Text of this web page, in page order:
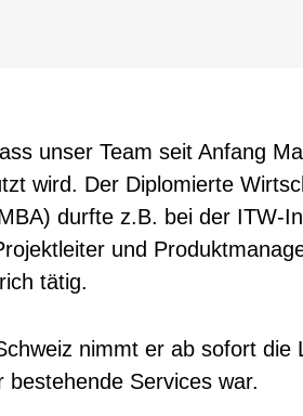
unser Team seit Anfang
wird. Der Diplomierte
durfte z.B. bei der ITW-
und
tätig.
nimmt er ab sofort
bestehende Services war.